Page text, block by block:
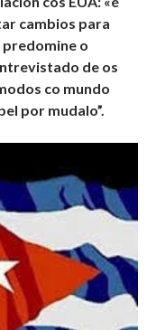
cambios para
o
de os
co mundo
por mudalo”.